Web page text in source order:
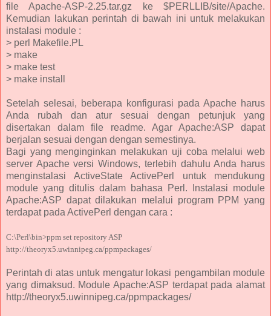
file Apache-ASP-2.25.tar.gz ke $PERLLIB/site/Apache.
Kemudian lakukan perintah di bawah ini untuk melakukan
instalasi module :
> perl Makefile.PL
> make
> make test
> make install
Setelah selesai, beberapa konfigurasi pada Apache harus
Anda rubah dan atur sesuai dengan petunjuk yang
disertakan dalam file readme. Agar Apache:ASP dapat
berjalan sesuai dengan dengan semestinya.
Bagi yang menginginkan melakukan uji coba melalui web
server Apache versi Windows, terlebih dahulu Anda harus
menginstalasi ActiveState ActivePerl untuk mendukung
module yang ditulis dalam bahasa Perl. Instalasi module
Apache:ASP dapat dilakukan melalui program PPM yang
terdapat pada ActivePerl dengan cara :
C:\Perl\bin>ppm set repository ASP
http://theoryx5.uwinnipeg.ca/ppmpackages/
Perintah di atas untuk mengatur lokasi pengambilan module
yang dimaksud. Module Apache:ASP terdapat pada alamat
http://theoryx5.uwinnipeg.ca/ppmpackages/